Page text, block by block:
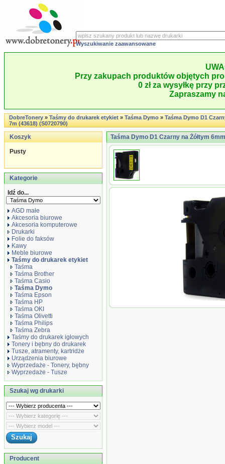
Wyszukiwanie zaawansowane
Przy zakupach produktów objętych
0 zł za wysyłkę przy
Zapraszamy
DobreTonery»Taśmy do drukarek etykiet»Taśma Dymo»Taśma Dymo D1
7m (43618) (S0720790)
Koszyk
Pusty
Kategorie
Idź do...
AGD małe
Akcesoria biurowe
Akcesoria komputerowe
Drukarki
Folie do faksów
Kawy
Meble biurowe
Taśmy do drukarek etykiet
Taśma
Taśma Brother
Taśma Casio
Taśma Dymo
Taśma Epson
Taśma HP
Taśma OKI
Taśma Olivetti
Taśma Philips
Taśma Zebra
Taśmy do drukarek igłowych
Tonery i bębny do drukarek
Tusze, atramenty, kartridże
Urządzenia biurowe
Wyprzedaże - Tonery, bębny
Wyprzedaże - Tusze
Szukaj wg drukarki
Producent
Taśma Dymo D1 Czarny na Żółtym
Taśma Dymo